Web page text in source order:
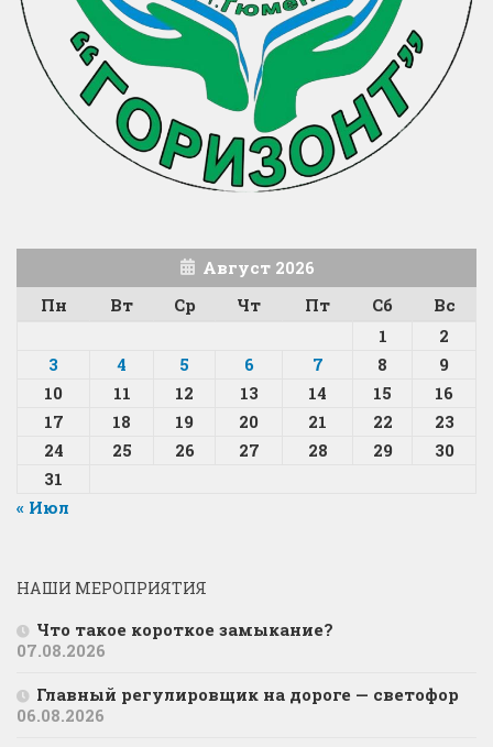
Август 2026
Пн
Вт Ср Чт Пт Сб
Вс
1
2
3
4 5 6 7 8
9
10
11 12 13 14 15
16
17
18 19 20 21 22
23
24
25 26 27 28 29
30
31
« Июл
НАШИ МЕРОПРИЯТИЯ
Что такое короткое замыкание?
07.08.2026
Главный регулировщик на дороге — светофор
06.08.2026